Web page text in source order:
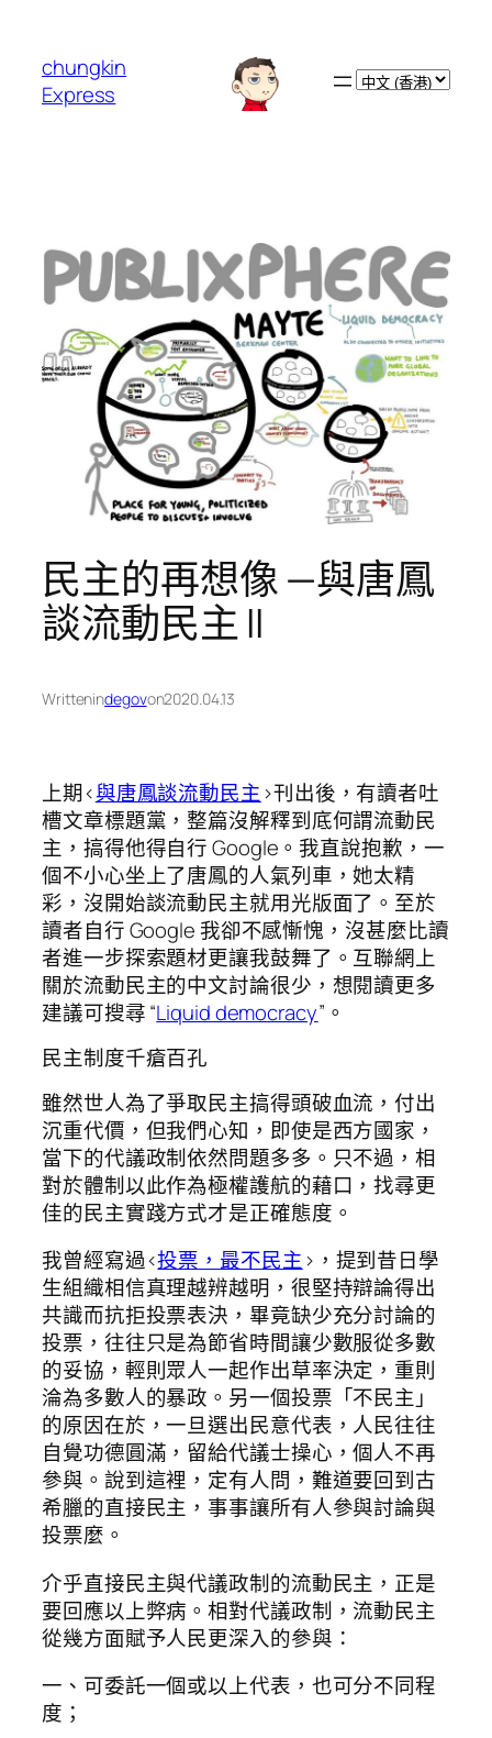
chungkin
Express
Choose
民主的再想像 —與唐鳳
談流動民主 II
Writtenindegovon2020.04.13
上期<與唐鳳談流動民主>刊出後，有讀者吐
槽文章標題黨，整篇沒解釋到底何謂流動民
主，搞得他得自行 Google。我直說抱歉，一
個不小心坐上了唐鳳的人氣列車，她太精
彩，沒開始談流動民主就用光版面了。至於
讀者自行 Google 我卻不感慚愧，沒甚麼比讀
者進一步探索題材更讓我鼓舞了。互聯網上
關於流動民主的中文討論很少，想閱讀更多
建議可搜尋 “Liquid democracy”。
民主制度千瘡百孔
雖然世人為了爭取民主搞得頭破血流，付出
沉重代價，但我們心知，即使是西方國家，
當下的代議政制依然問題多多。只不過，相
對於體制以此作為極權護航的藉口，找尋更
佳的民主實踐方式才是正確態度。
我曾經寫過<投票，最不民主>，提到昔日學
生組織相信真理越辨越明，很堅持辯論得出
共識而抗拒投票表決，畢竟缺少充分討論的
投票，往往只是為節省時間讓少數服從多數
的妥協，輕則眾人一起作出草率決定，重則
淪為多數人的暴政。另一個投票「不民主」
的原因在於，一旦選出民意代表，人民往往
自覺功德圓滿，留給代議士操心，個人不再
參與。說到這裡，定有人問，難道要回到古
希臘的直接民主，事事讓所有人參與討論與
投票麼。
介乎直接民主與代議政制的流動民主，正是
要回應以上弊病。相對代議政制，流動民主
從幾方面賦予人民更深入的參與：
一、可委託一個或以上代表，也可分不同程
度；